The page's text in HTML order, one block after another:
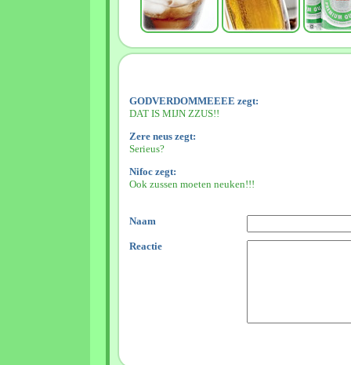
GODVERDOMMEEEE zegt:
DAT IS MIJN ZZUS!!
Zere neus zegt:
Serieus?
Nifoc zegt:
Ook zussen moeten neuken!!!
Naam
Reactie